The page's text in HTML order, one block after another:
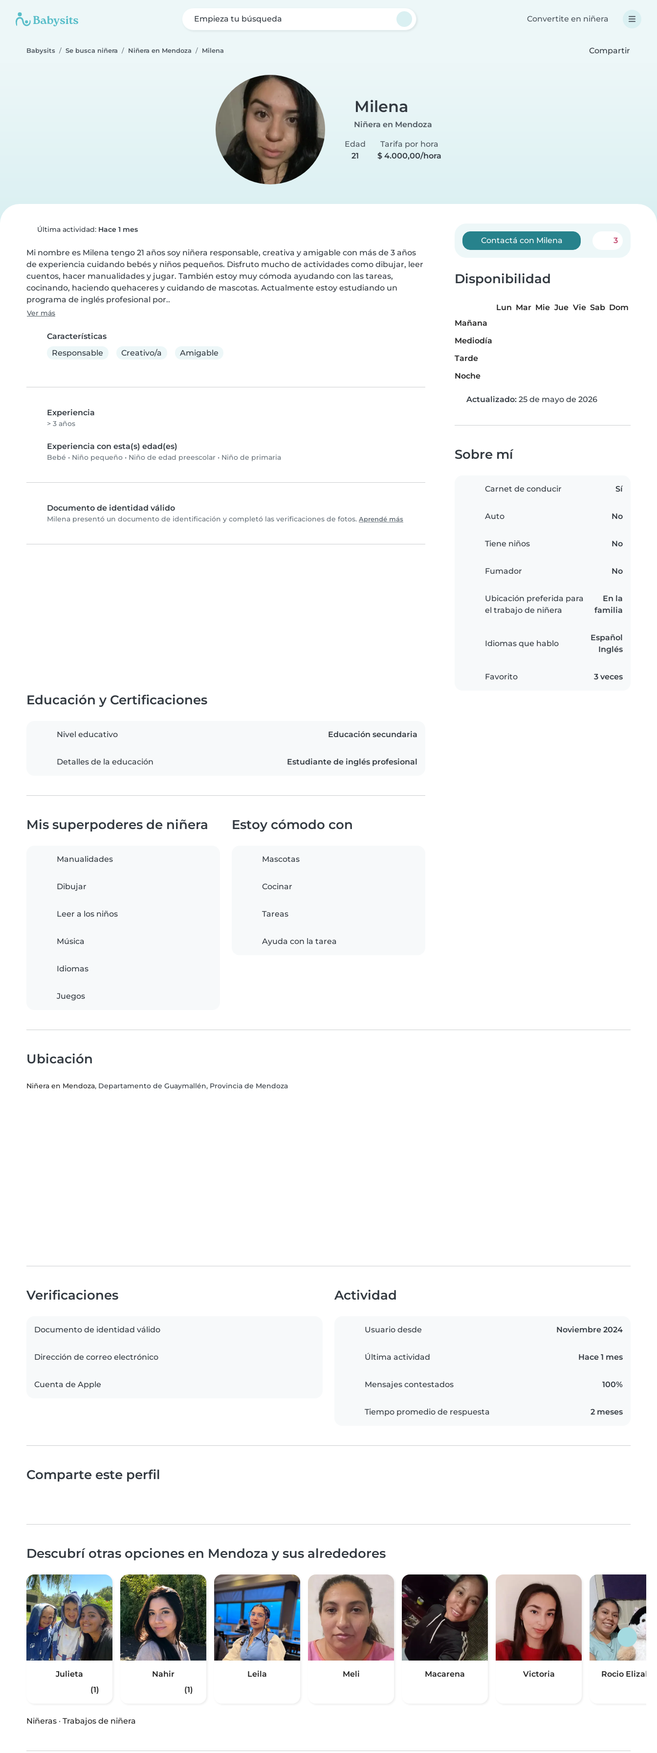
Empieza tu búsqueda Convertite en niñera
Babysits Se busca niñera Niñera en Mendoza Milena Compartir
Milena
Niñera en Mendoza
Edad
21
Tarifa por hora
$ 4.000,00/hora
Última actividad: Hace 1 mes
Mi nombre es Milena tengo 21 años soy niñera responsable, creativa y amigable con más de 3 años
de experiencia cuidando bebés y niños pequeños. Disfruto mucho de actividades como dibujar, leer
cuentos, hacer manualidades y jugar. También estoy muy cómoda ayudando con las tareas,
cocinando, haciendo quehaceres y cuidando de mascotas. Actualmente estoy estudiando un
programa de inglés profesional por..
Ver más
Características
Responsable
Creativo/a Amigable
Experiencia
> 3 años
Experiencia con esta(s) edad(es)
Bebé • Niño pequeño • Niño de edad preescolar • Niño de primaria
Documento de identidad válido
Milena presentó un documento de identificación y completó las verificaciones de fotos. Aprendé más
Contactá con Milena 3
Disponibilidad
Lun Mar Mie Jue Vie Sab Dom
Mañana
Mediodía
Tarde
Noche
Actualizado: 25 de mayo de 2026
Sobre mí
Carnet de conducir Sí
Auto No
Tiene niños No
Fumador No
Ubicación preferida para
el trabajo de niñera
En la
familia
Idiomas que hablo
Español
Inglés
Favorito 3 veces
Educación y Certificaciones
Nivel educativo Educación secundaria
Detalles de la educación Estudiante de inglés profesional
Mis superpoderes de niñera
Manualidades
Dibujar
Leer a los niños
Música
Idiomas
Juegos
Estoy cómodo con
Mascotas
Cocinar
Tareas
Ayuda con la tarea
Ubicación
Niñera en Mendoza, Departamento de Guaymallén, Provincia de Mendoza
Verificaciones
Documento de identidad válido
Dirección de correo electrónico
Cuenta de Apple
Actividad
Usuario desde Noviembre 2024
Última actividad Hace 1 mes
Mensajes contestados 100%
Tiempo promedio de respuesta 2 meses
Comparte este perfil
Descubrí otras opciones en Mendoza y sus alrededores
Julieta
(1)
Nahir
(1)
Leila Meli Macarena Victoria Rocio
Niñeras · Trabajos de niñera